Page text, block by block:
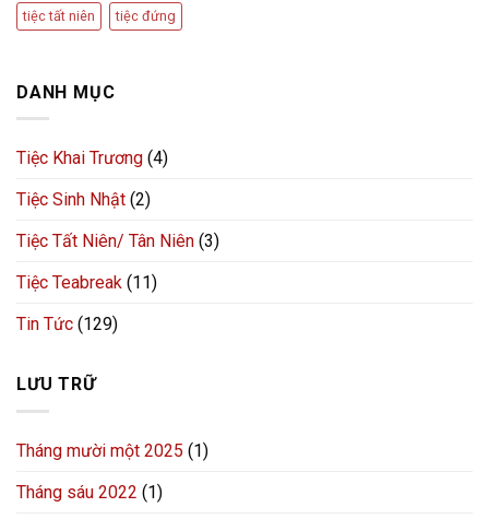
tiệc tất niên tiệc đứng
DANH MỤC
Tiệc Khai Trương (4)
Tiệc Sinh Nhật (2)
Tiệc Tất Niên/ Tân Niên (3)
Tiệc Teabreak (11)
Tin Tức (129)
LƯU TRỮ
Tháng mười một 2025 (1)
Tháng sáu 2022 (1)